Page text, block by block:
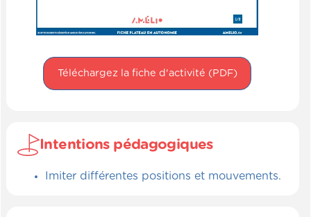
Téléchargez la fiche d'activité (PDF)
Intentions pédagogiques
Imiter différentes positions et mouvements.